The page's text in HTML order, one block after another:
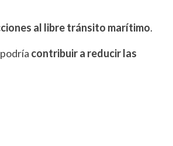
al libre tránsito marítimo.
contribuir a reducir las